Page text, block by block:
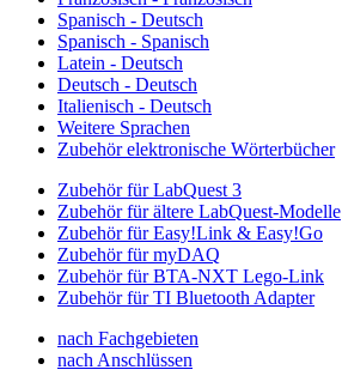
Spanisch - Deutsch
Spanisch - Spanisch
Latein - Deutsch
Deutsch - Deutsch
Italienisch - Deutsch
Weitere Sprachen
Zubehör elektronische Wörterbücher
Zubehör für LabQuest 3
Zubehör für ältere LabQuest-Modelle
Zubehör für Easy!Link & Easy!Go
Zubehör für myDAQ
Zubehör für BTA-NXT Lego-Link
Zubehör für TI Bluetooth Adapter
nach Fachgebieten
nach Anschlüssen